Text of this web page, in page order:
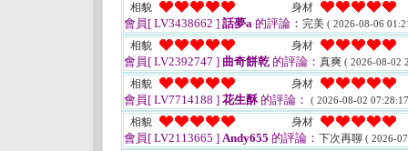
相貌 身材
會員[ LV3438662 ] 話夢a 的評論： 完美 ( 2026-08-06
相貌 身材
會員[ LV2392747 ] 曲奇餅乾 的評論： 真爽 ( 2026-08-02
相貌 身材
會員[ LV7714188 ] 花生酥的評論： ( 2026-08-02
相貌 身材
會員[ LV2113665 ] Andy655 的評論： 下次再聊 ( 2026-